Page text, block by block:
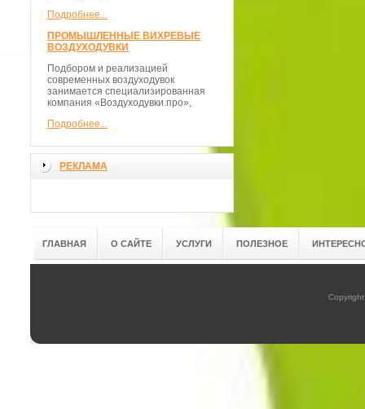
Подробнее...
ПРОМЫШЛЕННЫЕ ВИХРЕВЫЕ
ВОЗДУХОДУВКИ
Подбором и реализацией
современных воздуходувок
занимается специализированная
компания «Воздуходувки.про»,
Подробнее...
РЕКЛАМА
ГЛАВНАЯ О САЙТЕ УСЛУГИ ПОЛЕЗНОЕ